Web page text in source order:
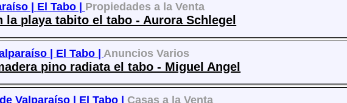
| El Tabo | Propiedades a la Venta
la playa tabito el tabo - Aurora Schlegel
| El Tabo |Anuncios Varios
pino radiata el tabo - Miguel Angel
Valparaíso | El Tabo | Casas a la Venta